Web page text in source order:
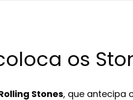
os
Stones, que antecipa